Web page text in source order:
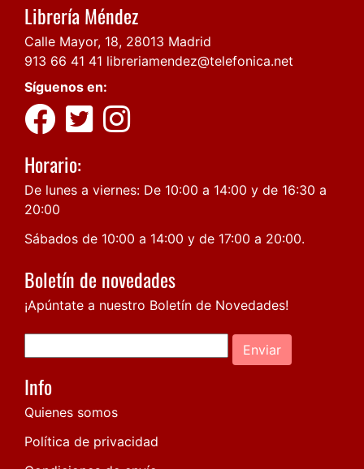
Librería Méndez
Calle Mayor, 18, 28013 Madrid
913 66 41 41 libreriamendez@telefonica.net
Síguenos en:
Horario:
De lunes a viernes: De 10:00 a 14:00 y de 16:30 a
20:00
Sábados de 10:00 a 14:00 y de 17:00 a 20:00.
Boletín de novedades
¡Apúntate a nuestro Boletín de Novedades!
Enviar
Info
Quienes somos
Política de privacidad